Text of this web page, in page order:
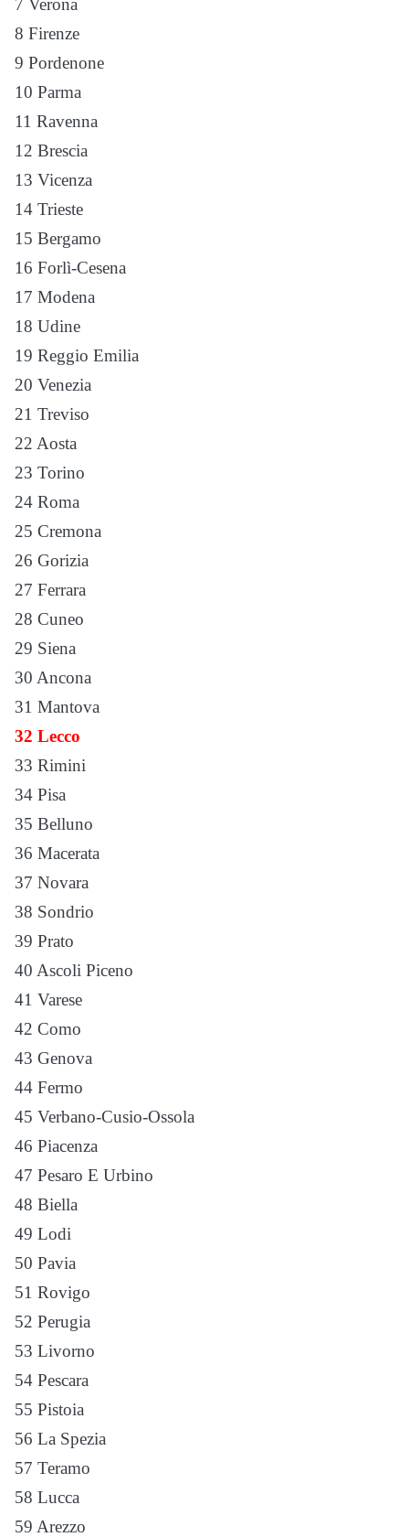
7 Verona
8 Firenze
9 Pordenone
10 Parma
11 Ravenna
12 Brescia
13 Vicenza
14 Trieste
15 Bergamo
16 Forlì-Cesena
17 Modena
18 Udine
19 Reggio Emilia
20 Venezia
21 Treviso
22 Aosta
23 Torino
24 Roma
25 Cremona
26 Gorizia
27 Ferrara
28 Cuneo
29 Siena
30 Ancona
31 Mantova
32 Lecco
33 Rimini
34 Pisa
35 Belluno
36 Macerata
37 Novara
38 Sondrio
39 Prato
40 Ascoli Piceno
41 Varese
42 Como
43 Genova
44 Fermo
45 Verbano-Cusio-Ossola
46 Piacenza
47 Pesaro E Urbino
48 Biella
49 Lodi
50 Pavia
51 Rovigo
52 Perugia
53 Livorno
54 Pescara
55 Pistoia
56 La Spezia
57 Teramo
58 Lucca
59 Arezzo